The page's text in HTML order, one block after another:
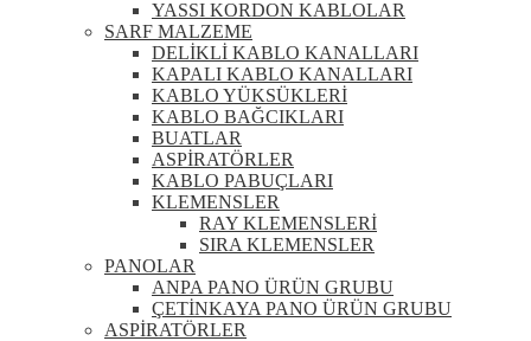
YASSI KORDON KABLOLAR
SARF MALZEME
DELİKLİ KABLO KANALLARI
KAPALI KABLO KANALLARI
KABLO YÜKSÜKLERİ
KABLO BAĞCIKLARI
BUATLAR
ASPİRATÖRLER
KABLO PABUÇLARI
KLEMENSLER
RAY KLEMENSLERİ
SIRA KLEMENSLER
PANOLAR
ANPA PANO ÜRÜN GRUBU
ÇETİNKAYA PANO ÜRÜN GRUBU
ASPİRATÖRLER